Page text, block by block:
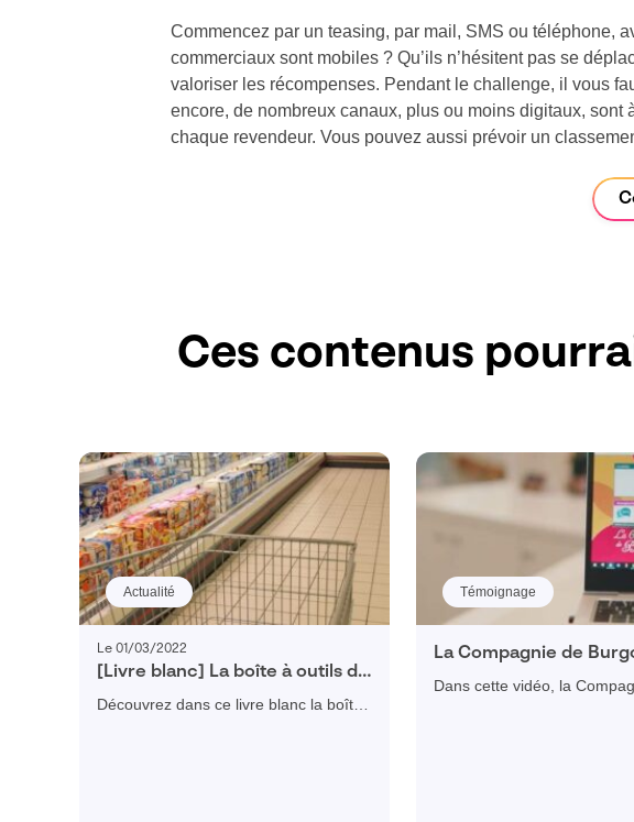
Commencez par un teasing, par mail, SMS ou téléphone,
commerciaux sont mobiles ? Qu’ils n’hésitent pas se
valoriser les récompenses. Pendant le challenge, il vous
encore, de nombreux canaux, plus ou moins digitaux,
chaque revendeur. Vous pouvez aussi prévoir un
Ces contenus
Actualité
Le 01/03/2022
[Livre blanc] La boîte à outils du
retailer de 2030
Découvrez dans ce livre blanc la boîte
Témoignage
La Compagnie de
optimise ses processus
ventes avec Visiativ
Dans cette vidéo, la